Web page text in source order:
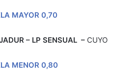
MAYOR 0,70
– LP SENSUAL – CUYO
MENOR 0,80